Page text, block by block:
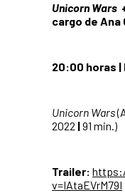
Unicorn Wars
cargo de Ana
20:00 horas |
Unicorn Wars
2022 |91 min.)
Trailer:
v=IAtaEVrM79I